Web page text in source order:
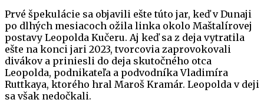
Prvé špekulácie sa objavili ešte túto jar, keď v Dunaji
po dlhých mesiacoch ožila linka okolo Maštalírovej
postavy Leopolda Kučeru. Aj keď sa z deja vytratila
ešte na konci jari 2023, tvorcovia zaprovokovali
divákov a priniesli do deja skutočného otca
Leopolda, podnikateľa a podvodníka Vladimíra
Ruttkaya, ktorého hral Maroš Kramár. Leopolda v deji
sa však nedočkali.